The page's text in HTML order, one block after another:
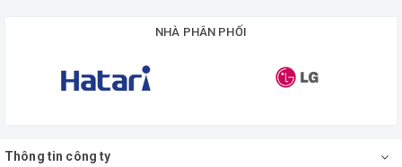
NHÀ PHÂN PHỐI
Thông tin công ty